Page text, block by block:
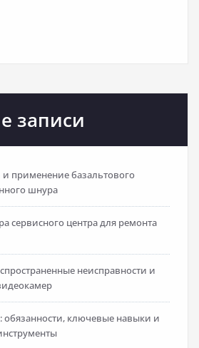
записи
и применение базальтового
шнура
сервисного центра для ремонта
неисправности и
ключевые навыки и